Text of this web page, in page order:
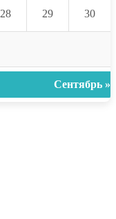
28 29 30
Сентябрь »